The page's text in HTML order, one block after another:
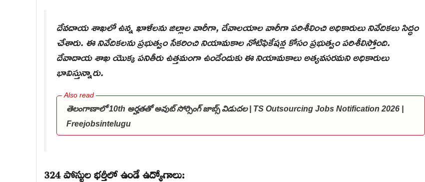
దేవదాయ శాఖలో ఉన్న ఖాళీలను జిల్లాల వారీగా, దేవాలయాల వారీగా పరిశీలించి అధికారులు నివేదికలు సిద్ధం
చేశారు. ఈ నివేదికలను ప్రభుత్వం సేకరించి నియామకాల నోటిఫికేషన్ల కోసం ప్రభుత్వం పరిశీలిస్తోంది.
దేవాదాయ శాఖ యొక్క పనితీరు ఉత్తమంగా ఉండేందుకు ఈ నియామకాలు అత్యవసరమని అధికారులు
భావిస్తున్నారు.
తెలంగాణాలో 10th అర్హతతో అవుట్ సోర్సింగ్ జాబ్స్ విడుదల | TS Outsourcing Jobs Notification 2026 |
Freejobsintelugu
324 పోస్టుల భర్తీలో ఉండే ఉద్యోగాలు: